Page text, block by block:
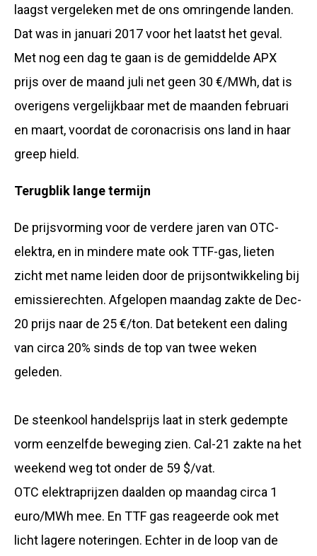
laagst vergeleken met de ons omringende landen.
Dat was in januari 2017 voor het laatst het geval.
Met nog een dag te gaan is de gemiddelde APX
prijs over de maand juli net geen 30 €/MWh, dat is
overigens vergelijkbaar met de maanden februari
en maart, voordat de coronacrisis ons land in haar
greep hield.
Terugblik lange termijn
De prijsvorming voor de verdere jaren van OTC-
elektra, en in mindere mate ook TTF-gas, lieten
zicht met name leiden door de prijsontwikkeling bij
emissierechten. Afgelopen maandag zakte de Dec-
20 prijs naar de 25 €/ton. Dat betekent een daling
van circa 20% sinds de top van twee weken
geleden.
De steenkool handelsprijs laat in sterk gedempte
vorm eenzelfde beweging zien. Cal-21 zakte na het
weekend weg tot onder de 59 $/vat.
OTC elektraprijzen daalden op maandag circa 1
euro/MWh mee. En TTF gas reageerde ook met
licht lagere noteringen. Echter in de loop van de